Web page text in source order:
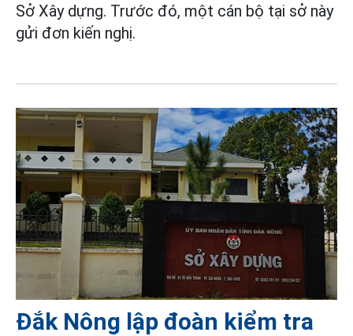
Sở Xây dựng. Trước đó, một cán bộ tại sở này
gửi đơn kiến nghị.
Đắk Nông lập đoàn kiểm tra